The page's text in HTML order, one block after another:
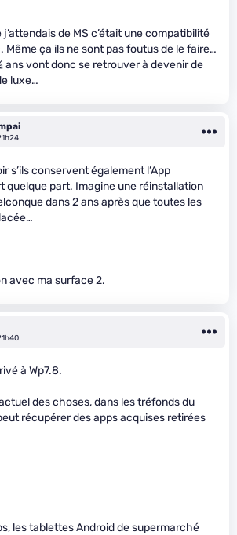
de MS c’était une compatibilité
Même ça ils ne sont pas foutus de le faire…
2ans vont donc se retrouver à devenir de
luxe…
s’ils conservent également l’App
quelque part. Imagine une réinstallation
dans 2 ans après que toutes les
avec ma surface 2.
à Wp7.8.
actuel des choses, dans les tréfonds du
récupérer des apps acquises retirées
les tablettes Android de supermarché